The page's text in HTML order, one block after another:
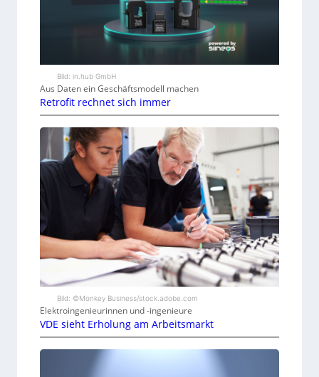
Bild: in.hub GmbH
Aus Daten ein Geschäftsmodell machen
Retrofit rechnet sich immer
Bild: ©Monkey Business/stock.adobe.com
Elektroingenieurinnen und -ingenieure
VDE sieht Erholung am Arbeitsmarkt